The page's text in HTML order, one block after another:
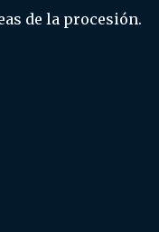
de la procesión.